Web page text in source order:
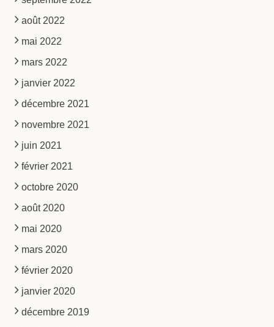
août 2022
mai 2022
mars 2022
janvier 2022
décembre 2021
novembre 2021
juin 2021
février 2021
octobre 2020
août 2020
mai 2020
mars 2020
février 2020
janvier 2020
décembre 2019